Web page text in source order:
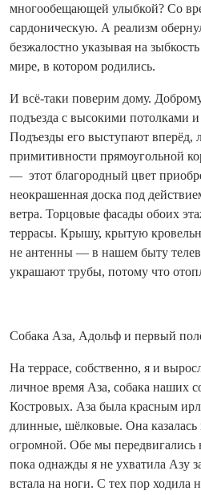
многообещающей улыбкой? Со
сардоническую. А реализм
безжалостно указывая на
мире, в котором родились.
И всё-таки поверим дому.
подъезда с высокими потолками
Подъезды его выступают вперёд,
примитивности прямоугольной
— этот благородный цвет
неокрашенная доска под
ветра. Торцовые фасады обоих
террасы. Крышу, крытую
не антенны — в нашем быту
украшают трубы, потому что
Собака Аза, Адольф и первый
На террасе, собственно, я и
личное время Аза, собака наших
Костровых. Аза была красным
длинные, шёлковые. Она
огромной. Обе мы передвигались
пока однажды я не ухватила Азу
встала на ноги. С тех пор ходила